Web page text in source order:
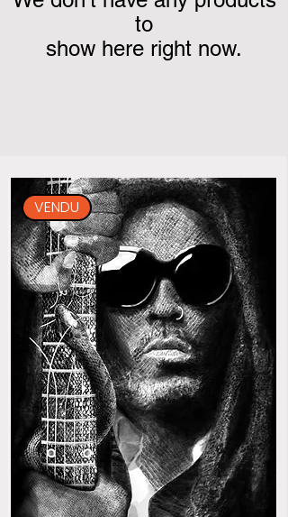
to
show here right now.
VENDU